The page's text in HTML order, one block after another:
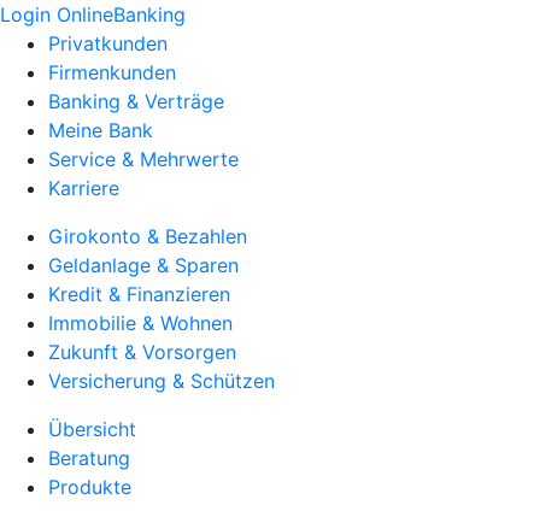
Login OnlineBanking
Privatkunden
Firmenkunden
Banking & Verträge
Meine Bank
Service & Mehrwerte
Karriere
Girokonto & Bezahlen
Geldanlage & Sparen
Kredit & Finanzieren
Immobilie & Wohnen
Zukunft & Vorsorgen
Versicherung & Schützen
Übersicht
Beratung
Produkte